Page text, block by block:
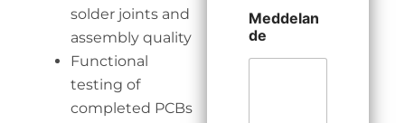
solder joints and
assembly quality
Functional
testing of
completed PCBs
Meddelan
de